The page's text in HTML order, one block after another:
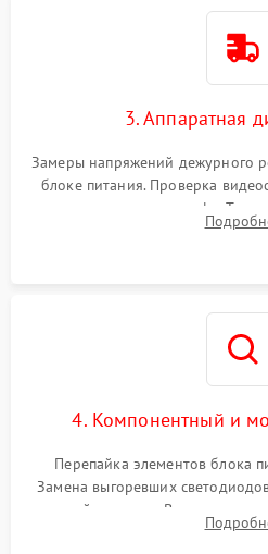
3. Аппаратная
Замеры напряжений дежурного
блоке питания. Проверка
помощью осциллографа.
светодиодных планок
4. Компонентный и
Перепайка элементов блока
Замена выгоревших
хрупкой матрицы.
прошивка микросхем